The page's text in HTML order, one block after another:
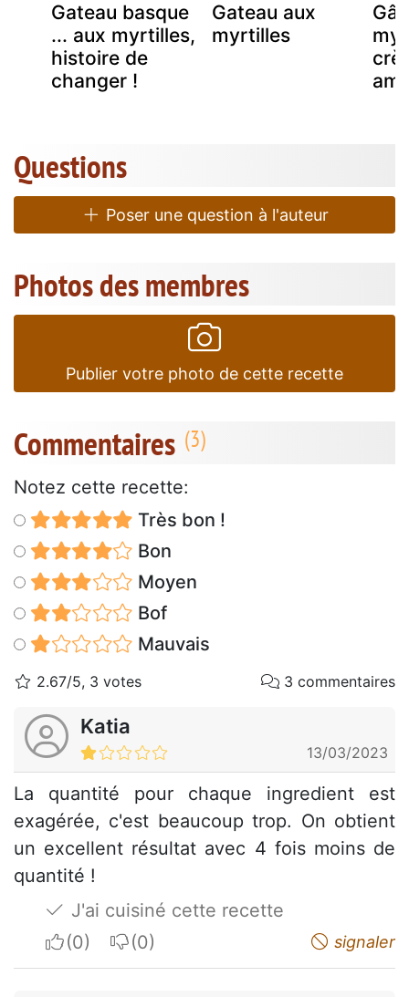
Gateau basque
... aux myrtilles,
histoire de
changer !
Gateau aux
myrtilles
Questions
Poser une question à l'auteur
Photos des membres
Publier votre photo de cette recette
Commentaires
Notez cette recette:
Très bon !
Bon
Moyen
Bof
Mauvais
2.67/5, 3 votes 3 commentaires
Katia
13/03/2023
La quantité pour chaque ingredient est
exagérée, c'est beaucoup trop. On obtient
un excellent résultat avec 4 fois moins de
quantité !
J'ai cuisiné cette recette
I apreciateI do not appreciate signaler